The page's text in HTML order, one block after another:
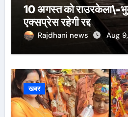
10 अगस्त को राउरकेला\-
एक्सप्रेस रहेगी रद्द
Rajdhani news Aug
खबर